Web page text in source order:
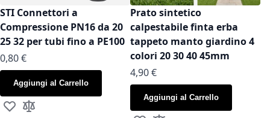
STI Connettori a
Compressione PN16 da 20
25 32 per tubi fino a PE100
As low as
0,80 €
Aggiungi al Carrello
Aggiungi alla lista desideri
Aggiungi al confronto
Prato sintetico
calpestabile finta erba
tappeto manto giardino 4
colori 20 30 40 45mm
As low as
4,90 €
Aggiungi al Carrello